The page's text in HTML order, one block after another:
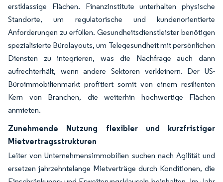
erstklassige Flächen. Finanzinstitute unterhalten physische
Standorte, um regulatorische und kundenorientierte
Anforderungen zu erfüllen. Gesundheitsdienstleister benötigen
spezialisierte Bürolayouts, um Telegesundheit mit persönlichen
Diensten zu integrieren, was die Nachfrage auch dann
aufrechterhält, wenn andere Sektoren verkleinern. Der US-
Büroimmobilienmarkt profitiert somit von einem resilienten
Kern von Branchen, die weiterhin hochwertige Flächen
anmieten.
Zunehmende Nutzung flexibler und kurzfristiger
Mietvertragsstrukturen
Leiter von Unternehmensimmobilien suchen nach Agilität und
ersetzen jahrzehntelange Mietverträge durch Konditionen, die